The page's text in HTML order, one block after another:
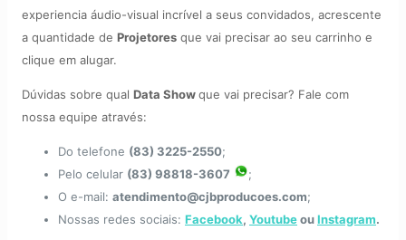
experiencia áudio-visual incrível a seus convidados, acrescente
a quantidade de Projetores que vai precisar ao seu carrinho e
clique em alugar.
Dúvidas sobre qual Data Showque vai precisar? Fale com
nossa equipe através:
Do telefone (83) 3225-2550;
Pelo celular (83) 98818-3607
;
O e-mail: atendimento@cjbproducoes.com;
Nossas redes sociais: Facebook, YoutubeouInstagram.